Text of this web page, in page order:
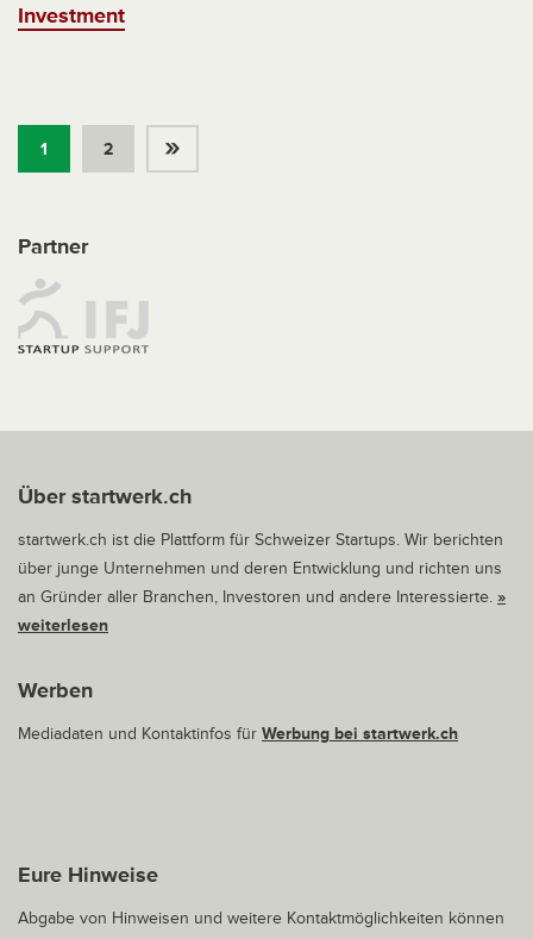
Investment
1 2 »
Partner
Über startwerk.ch
startwerk.ch ist die Plattform für Schweizer Startups. Wir berichten
über junge Unternehmen und deren Entwicklung und richten uns
an Gründer aller Branchen, Investoren und andere Interessierte. »
weiterlesen
Werben
Mediadaten und Kontaktinfos für Werbung bei startwerk.ch
Eure Hinweise
Abgabe von Hinweisen und weitere Kontaktmöglichkeiten können